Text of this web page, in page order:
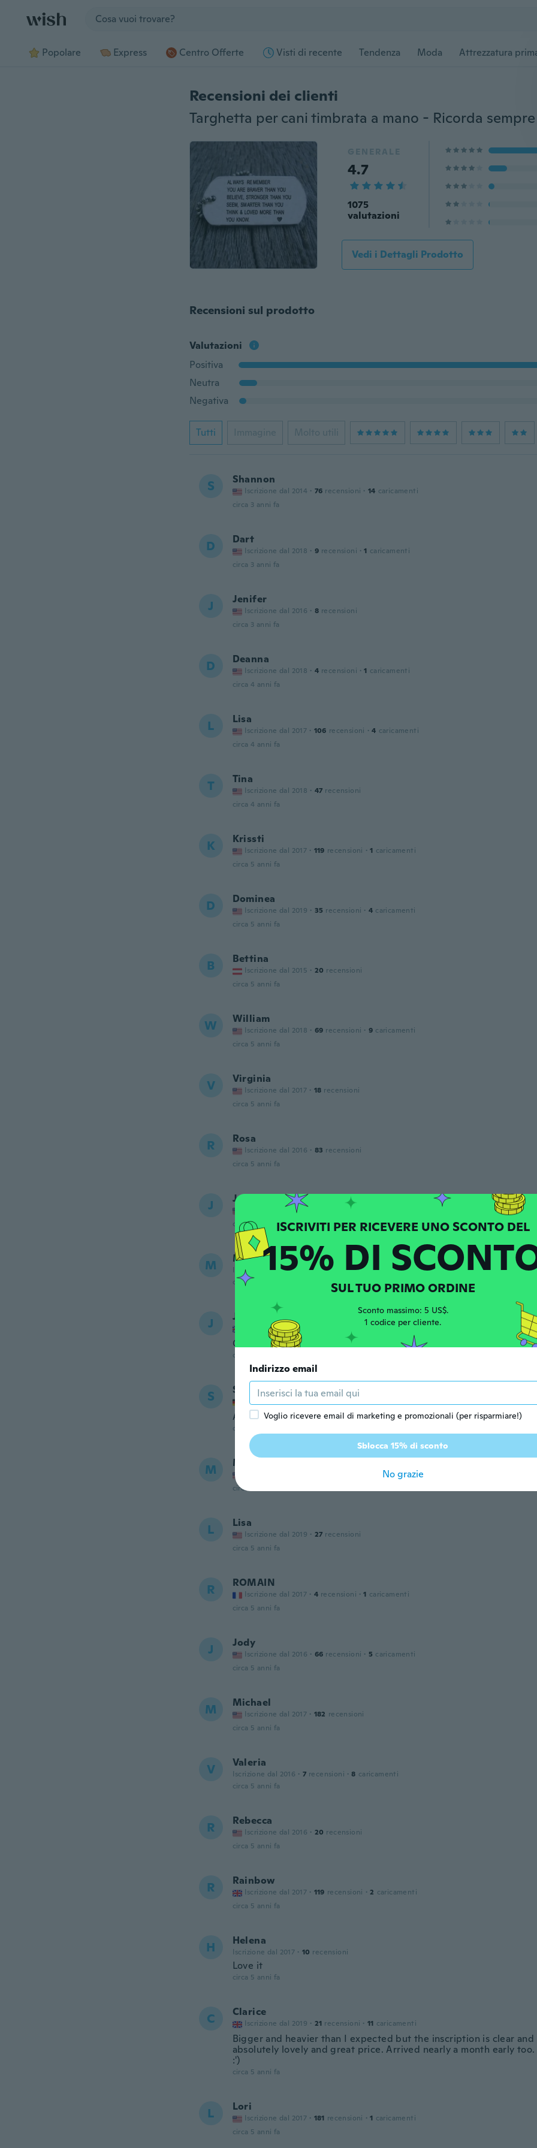
Popolare Express Centro Offerte Visti di recente Tendenza Moda Attrezzatura
Recensioni dei clienti
GENERALE
4.7
1075
valutazioni
Vedi i Dettagli Prodotto
Recensioni sul prodotto
Valutazioni
Positiva
Neutra
Negativa
Tutti Immagine Molto utili
S Shannon
Iscrizione dal 2014 · 76 recensioni · 14 caricamenti
circa 3 anni fa
D Dart
Iscrizione dal 2018 · 9 recensioni · 1 caricamenti
circa 3 anni fa
J Jenifer
Iscrizione dal 2016 · 8 recensioni
circa 3 anni fa
D Deanna
Iscrizione dal 2018 · 4 recensioni · 1 caricamenti
circa 4 anni fa
L Lisa
Iscrizione dal 2017 · 106 recensioni · 4 caricamenti
circa 4 anni fa
T Tina
Iscrizione dal 2018 · 47 recensioni
circa 4 anni fa
K Krissti
Iscrizione dal 2017 · 119 recensioni · 1 caricamenti
circa 5 anni fa
D Dominea
Iscrizione dal 2019 · 35 recensioni · 4 caricamenti
circa 5 anni fa
B Bettina
Iscrizione dal 2015 · 20 recensioni
circa 5 anni fa
W William
Iscrizione dal 2018 · 69 recensioni · 9 caricamenti
circa 5 anni fa
V Virginia
Iscrizione dal 2017 · 18 recensioni
circa 5 anni fa
R Rosa
Iscrizione dal 2016 · 83 recensioni
circa 5 anni fa
J Jacob
Iscrizione dal 2018
recensioni
circa 5 anni fa
M Michelle
Iscrizione dal 2018 52 recensioni · 3 caricamenti
circa 5 anni fa
J Jennifer
Iscrizione dal 2017
Got it for the other half for his keys. It is perfect.
circa 5 anni fa
S Shelly
Iscrizione dal 2019 recensioni
Alles super ! Ist genauso wie auf dem Foto
circa 5 anni fa
M Mary
circa 5 anni fa
L Lisa
Iscrizione dal 2019 · 27 recensioni
circa 5 anni fa
R ROMAIN
Iscrizione dal 2017 · 4 recensioni · 1 caricamenti
circa 5 anni fa
J Jody
Iscrizione dal 2016 · 66 recensioni · 5 caricamenti
circa 5 anni fa
M Michael
Iscrizione dal 2017 · 182 recensioni
circa 5 anni fa
V Valeria
Iscrizione dal 2016 · 7 recensioni · 8 caricamenti
circa 5 anni fa
R Rebecca
Iscrizione dal 2016 · 20 recensioni
circa 5 anni fa
R Rainbow
Iscrizione dal 2017 · 119 recensioni · 2 caricamenti
circa 5 anni fa
H Helena
Iscrizione dal 2017 · 10 recensioni
Love it
circa 5 anni fa
C Clarice
Iscrizione dal 2019 · 21 recensioni · 11 caricamenti
Bigger and heavier than I expected but the inscription is clear and
absolutely lovely and great price. Arrived nearly a month early
:')
circa 5 anni fa
L Lori
Iscrizione dal 2017 · 181 recensioni · 1 caricamenti
circa 5 anni fa
ISCRIVITI PER RICEVERE UNO SCONTO DEL
15% DI
SUL TUO PRIMO ORDINE
Sconto massimo: 5 US$.
1 codice per cliente.
Indirizzo email
Voglio ricevere email di marketing e promozionali (per risparmiare!)
Sblocca 15% di sconto
No grazie